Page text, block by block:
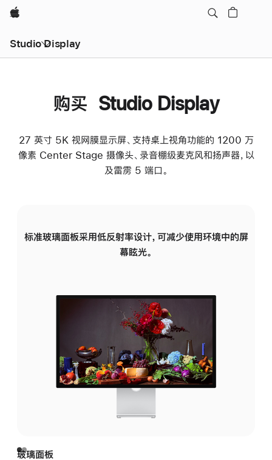
Apple
Studio Display
购买 Studio Display
27 英寸 5K 视网膜显示屏、支持桌上视角功能的 1200 万
像素 Center Stage 摄像头、录音棚级麦克风和扬声器，以
及雷雳 5 端口。
标准玻璃面板采用低反射率设计，可减少使用环境中的屏
幕眩光。
玻璃面板